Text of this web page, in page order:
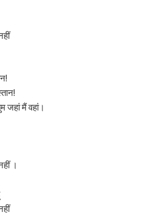
जहां मैं वहां।
।